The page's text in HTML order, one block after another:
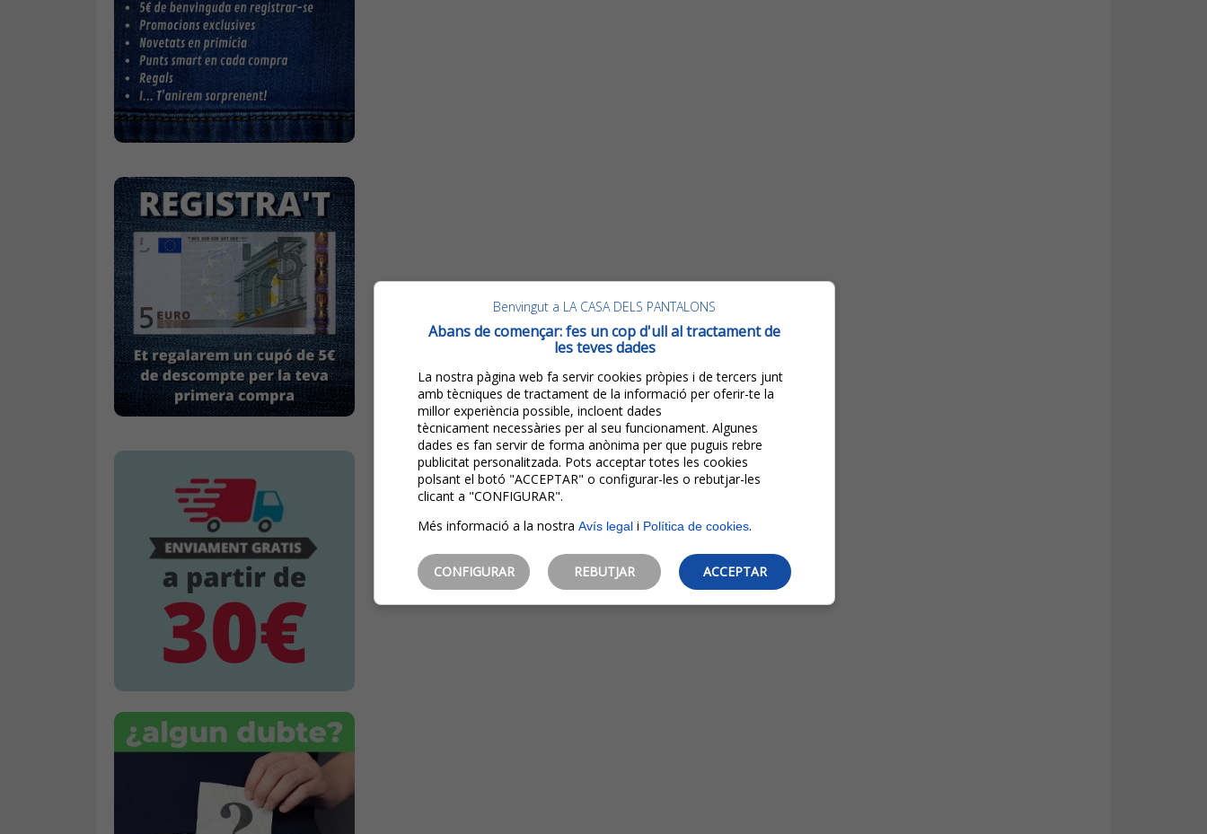
Cinturons
Bufandes i mocadors
Calçat
Gavardina estiu home
Gavardina hivern home
Mitjons
Pana dona
Roba interior
Benvingut a LA CASA DELS PANTALONS
Abans de començar: fes un cop d'ull al tractament de
les teves dades
La nostra pàgina web fa servir cookies pròpies i de tercers junt
amb tècniques de tractament de la informació per oferir-te la
millor experiència possible, incloent dades
tècnicament necessàries per al seu funcionament. Algunes
dades es fan servir de forma anònima per que puguis rebre
publicitat personalitzada. Pots acceptar totes les cookies
polsant el botó "ACCEPTAR" o configurar-les o rebutjar-les
clicant a "CONFIGURAR".
Més informació a la nostra Avís legal i Política de cookies.
CONFIGURAR REBUTJAR ACCEPTAR